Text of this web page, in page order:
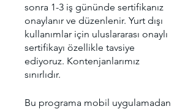
sonra 1-3 iş gününde sertifikanız
onaylanır ve düzenlenir. Yurt dışı
kullanımlar için uluslararası onaylı
sertifikayı özellikle tavsiye
ediyoruz. Kontenjanlarımız
sınırlıdır.
Bu programa mobil uygulamadan